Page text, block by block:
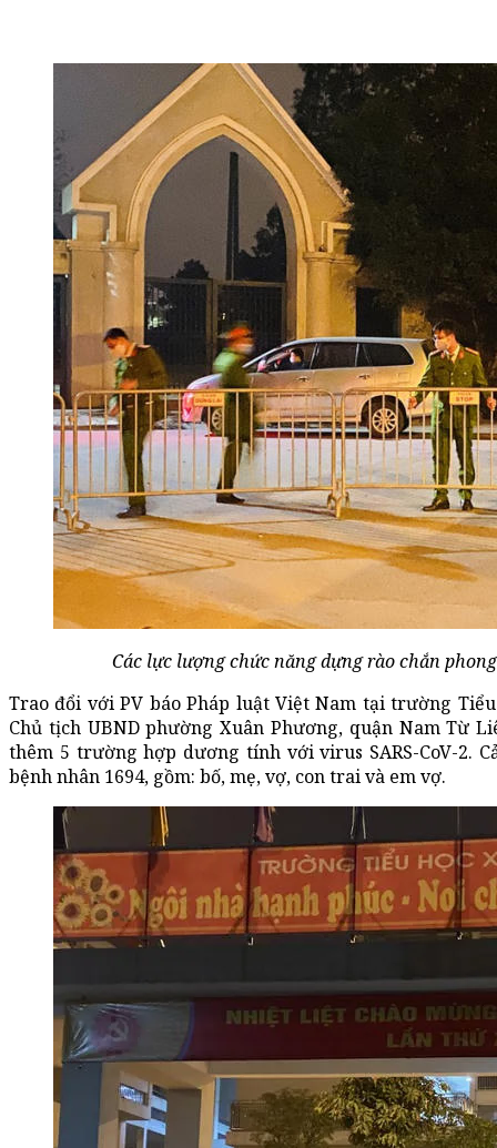
Các lực lượng chức năng dựng rào chắn
Trao đổi với PV báo Pháp luật Việt Nam tại trường
Chủ tịch UBND phường Xuân Phương, quận Nam Từ
thêm 5 trường hợp dương tính với virus SARS-CoV-2.
bệnh nhân 1694, gồm: bố, mẹ, vợ, con trai và em vợ.